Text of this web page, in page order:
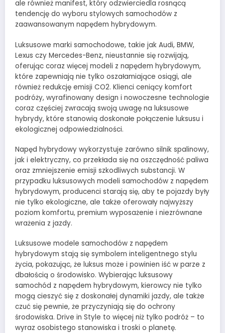
ale również manifest, który odzwierciedla rosnącą
tendencję do wyboru stylowych samochodów z
zaawansowanym napędem hybrydowym.
Luksusowe marki samochodowe, takie jak Audi, BMW,
Lexus czy Mercedes-Benz, nieustannie się rozwijają,
oferując coraz więcej modeli z napędem hybrydowym,
które zapewniają nie tylko oszałamiające osiągi, ale
również redukcję emisji CO2. Klienci ceniący komfort
podróży, wyrafinowany design i nowoczesne technologie
coraz częściej zwracają swoją uwagę na luksusowe
hybrydy, które stanowią doskonałe połączenie luksusu i
ekologicznej odpowiedzialności.
Napęd hybrydowy wykorzystuje zarówno silnik spalinowy,
jak i elektryczny, co przekłada się na oszczędność paliwa
oraz zmniejszenie emisji szkodliwych substancji. W
przypadku luksusowych modeli samochodów z napędem
hybrydowym, producenci starają się, aby te pojazdy były
nie tylko ekologiczne, ale także oferowały najwyższy
poziom komfortu, premium wyposażenie i niezrównane
wrażenia z jazdy.
Luksusowe modele samochodów z napędem
hybrydowym stają się symbolem inteligentnego stylu
życia, pokazując, że luksus może i powinien iść w parze z
dbałością o środowisko. Wybierając luksusowy
samochód z napędem hybrydowym, kierowcy nie tylko
mogą cieszyć się z doskonałej dynamiki jazdy, ale także
czuć się pewnie, że przyczyniają się do ochrony
środowiska. Drive in Style to więcej niż tylko podróż – to
wyraz osobistego stanowiska i troski o planetę.